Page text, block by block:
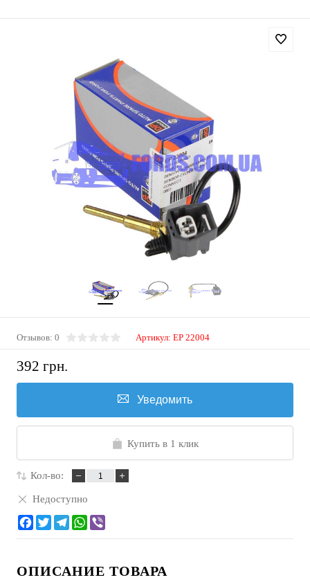
Отзывов: 0 Артикул: EP 22004
392 грн.
Уведомить
Купить в 1 клик
Кол-во:
Недоступно
ОПИСАНИЕ ТОВАРА